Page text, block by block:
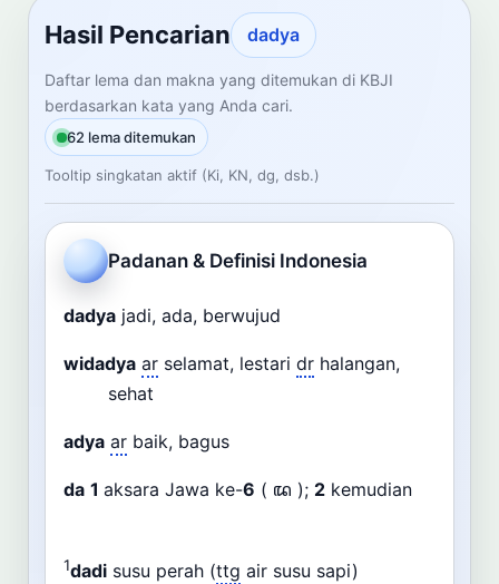
mengelola data Kamus Bahasa Jawa-Indonesia.
CARI LEMA JAWA
Masukkan kata Jawa
Dashboard Pencarian
Hasil Pencarian dadya
Daftar lema dan makna yang ditemukan di KBJI
berdasarkan kata yang Anda cari.
62 lema ditemukan
Tooltip singkatan aktif (Ki, KN, dg, dsb.)
Padanan & Definisi Indonesia
dadya jadi, ada, berwujud
widadya ar selamat, lestari dr halangan,
sehat
adya ar baik, bagus
da 1 aksara Jawa ke-6 ( ꦢ ); 2 kemudian
1dadi susu perah (ttg air susu sapi)